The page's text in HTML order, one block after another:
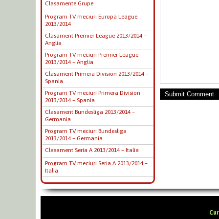
Clasamente Grupe
Program TV meciuri Europa League
2013/2014
Clasament Premier League 2013/2014 –
Anglia
Program TV meciuri Premier League
2013/2014 – Anglia
Clasament Primera Division 2013/2014 –
Spania
Program TV meciuri Primera Division
2013/2014 – Spania
Clasament Bundesliga 2013/2014 –
Germania
Program TV meciuri Bundesliga
2013/2014 – Germania
Clasament Seria A 2013/2014 – Italia
Program TV meciuri Seria A 2013/2014 –
Italia
Submit Comment